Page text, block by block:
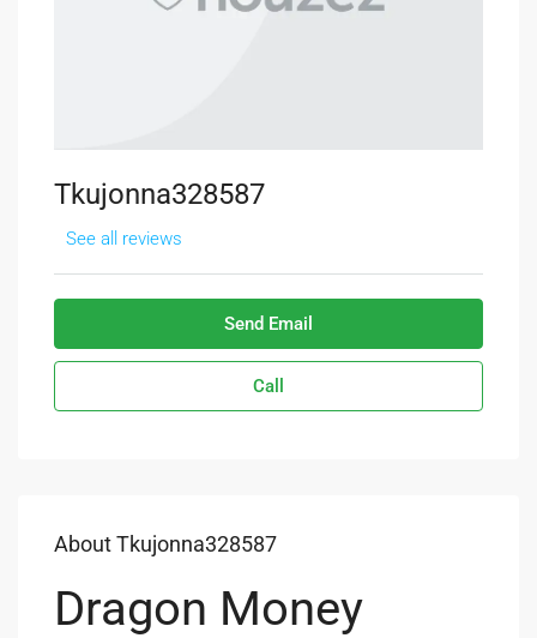
Tkujonna328587
See all reviews
Send Email
Call
About Tkujonna328587
Dragon Money